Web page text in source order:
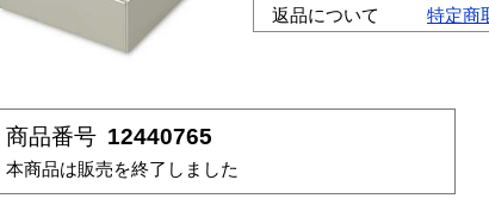
返品について
特定商
商品番号 12440765
本商品は販売を終了しました